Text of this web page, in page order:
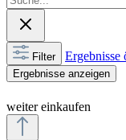
Filter Ergebnisse
Ergebnisse anzeigen
weiter einkaufen